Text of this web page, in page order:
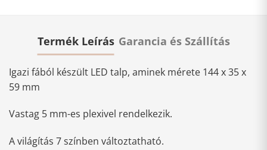
Termék Leírás Garancia és Szállítás
Igazi fából készült LED talp, aminek mérete 144 x 35 x
59 mm
Vastag 5 mm-es plexivel rendelkezik.
A világítás 7 színben változtatható.